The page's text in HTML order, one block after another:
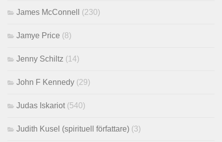
James McConnell (230)
Jamye Price (8)
Jenny Schiltz (14)
John F Kennedy (29)
Judas Iskariot (540)
Judith Kusel (spirituell författare) (3)